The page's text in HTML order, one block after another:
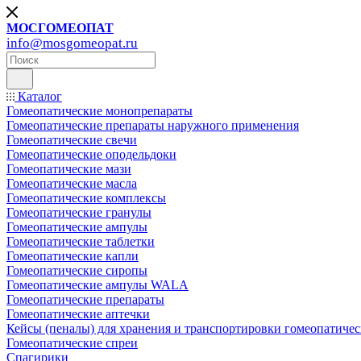
МОСГОМЕОПАТ
info@mosgomeopat.ru
Каталог
Гомеопатические монопрепараты
Гомеопатические препараты наружного применения
Гомеопатические свечи
Гомеопатические оподельдоки
Гомеопатические мази
Гомеопатические масла
Гомеопатические комплексы
Гомеопатические гранулы
Гомеопатические ампулы
Гомеопатические таблетки
Гомеопатические капли
Гомеопатические сиропы
Гомеопатические ампулы WALA
Гомеопатические препараты
Гомеопатические аптечки
Кейсы (пеналы) для хранения и транспортировки
Гомеопатические спреи
Спагирики